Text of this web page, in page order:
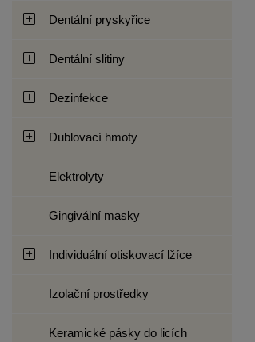
Dentální pryskyřice
Dentální slitiny
Dezinfekce
Dublovací hmoty
Elektrolyty
Gingivální masky
Individuální otiskovací lžíce
Izolační prostředky
Keramické pásky do licích